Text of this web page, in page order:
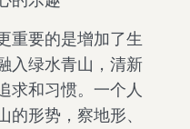
重要的是增加了生
入绿水青山，清新
求和习惯。一个人
形势，察地形、